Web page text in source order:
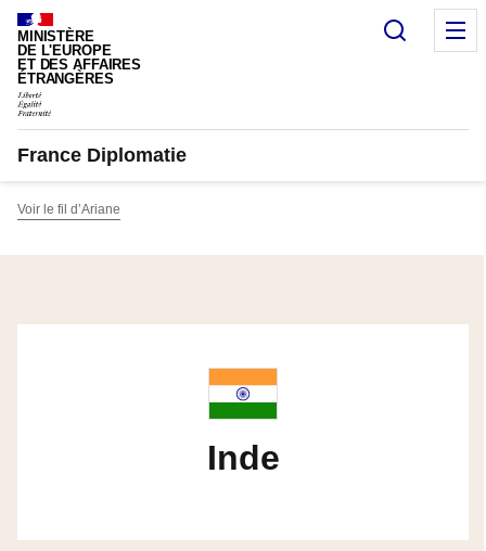
Panneau de gestion des cookies
MINISTÈRE
DE L'EUROPE
ET DES AFFAIRES
ÉTRANGÈRES
France Diplomatie
Voir le fil d’Ariane
Inde